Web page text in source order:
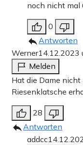
noch nicht mal
0
Antworten
Werner14.12.2023
Melden
Hat die Dame
Riesenklatsche
28
Antworten
addcc